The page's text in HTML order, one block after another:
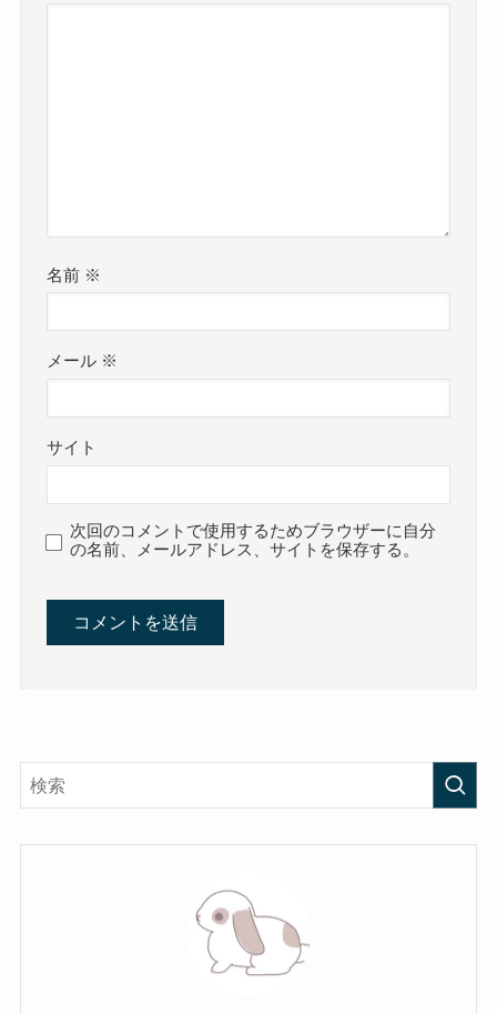
名前 ※
メール ※
サイト
次回のコメントで使用するためブラウザーに自分
の名前、メールアドレス、サイトを保存する。